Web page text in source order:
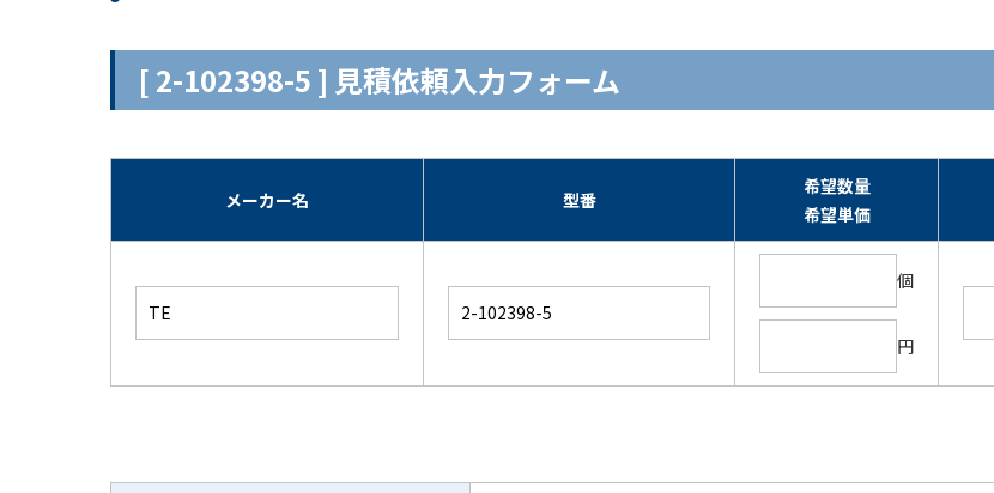
[ 2-102398-5 ] 見積依頼入力フォーム
メーカー名 型番
希望数量
希望単価
個
円